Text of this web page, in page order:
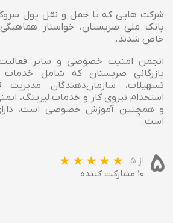
شرکت هایی که با حمل و نقل پول
بانک ملی صربستان، خواستار
خاص شدند.
انجمن امنیت خصوصی و سایر
بازرگانی صربستان که شامل خدمات
تسهیلات، سازمان‌دهندگان مدیریت
استخدام نیروی کار و خدمات لیزینگ،
است.
۵ از ۵
۱۰ مشارکت کننده